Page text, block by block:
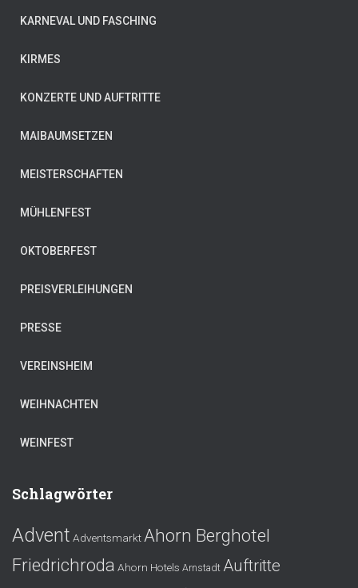
KARNEVAL UND FASCHING
KIRMES
KONZERTE UND AUFTRITTE
MAIBAUMSETZEN
MEISTERSCHAFTEN
MÜHLENFEST
OKTOBERFEST
PREISVERLEIHUNGEN
PRESSE
VEREINSHEIM
WEIHNACHTEN
WEINFEST
Schlagwörter
Advent Adventsmarkt Ahorn Berghotel
Friedrichroda Ahorn Hotels Arnstadt Auftritte